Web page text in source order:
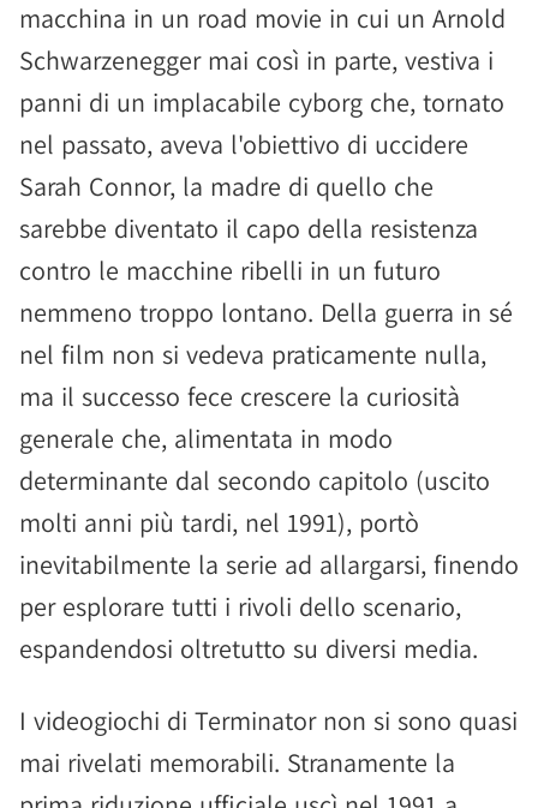
macchina in un road movie in cui un Arnold
Schwarzenegger mai così in parte, vestiva i
panni di un implacabile cyborg che, tornato
nel passato, aveva l'obiettivo di uccidere
Sarah Connor, la madre di quello che
sarebbe diventato il capo della resistenza
contro le macchine ribelli in un futuro
nemmeno troppo lontano. Della guerra in sé
nel film non si vedeva praticamente nulla,
ma il successo fece crescere la curiosità
generale che, alimentata in modo
determinante dal secondo capitolo (uscito
molti anni più tardi, nel 1991), portò
inevitabilmente la serie ad allargarsi, finendo
per esplorare tutti i rivoli dello scenario,
espandendosi oltretutto su diversi media.
I videogiochi di Terminator non si sono quasi
mai rivelati memorabili. Stranamente la